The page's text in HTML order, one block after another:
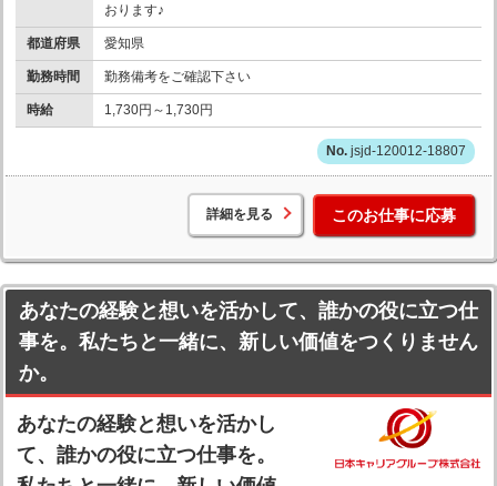
おります♪
都道府県 愛知県
勤務時間 勤務備考をご確認下さい
時給 1,730円～1,730円
jsjd-120012-18807
詳細を見る このお仕事に応募
あなたの経験と想いを活かして、誰かの役に立つ仕
事を。私たちと一緒に、新しい価値をつくりません
か。
あなたの経験と想いを活かし
て、誰かの役に立つ仕事を。